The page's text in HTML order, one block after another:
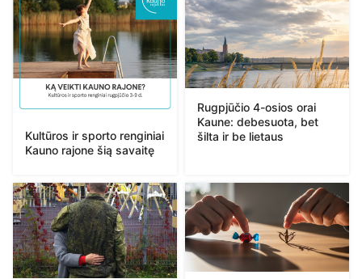
Kultūros ir sporto renginiai
Kauno rajone šią savaitę
Rugpjūčio 4-osios orai
Kaune: debesuota, bet
šilta ir be lietaus